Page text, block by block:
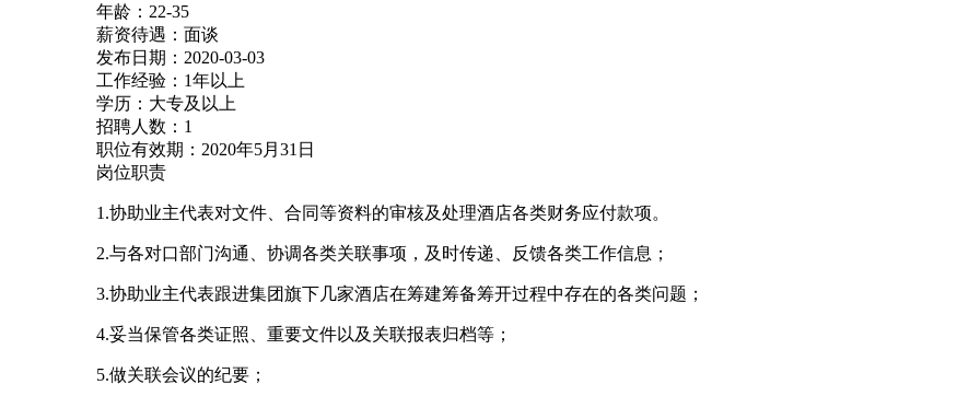
年龄：22-35
薪资待遇：面谈
发布日期：2020-03-03
工作经验：1年以上
学历：大专及以上
招聘人数：1
职位有效期：2020年5月31日
岗位职责
1.协助业主代表对文件、合同等资料的审核及处理酒店各类财务应付款项。
2.与各对口部门沟通、协调各类关联事项，及时传递、反馈各类工作信息；
3.协助业主代表跟进集团旗下几家酒店在筹建筹备筹开过程中存在的各类问题；
4.妥当保管各类证照、重要文件以及关联报表归档等；
5.做关联会议的纪要；